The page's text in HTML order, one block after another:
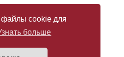
файлы cookie для
больше
2005 — 2026